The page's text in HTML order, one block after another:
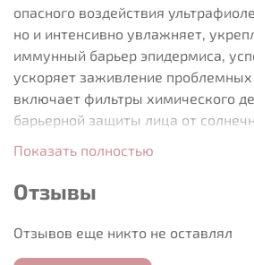
опасного воздействия
но и интенсивно увлажняет,
иммунный барьер эпидермиса,
ускоряет заживление проблемных
включает фильтры химического
барьерной защиты лица от
керамидов и гиалуроновую
для глубокого увлажнения
Показать полностью
Отзывы
Отзывов еще никто не оставлял